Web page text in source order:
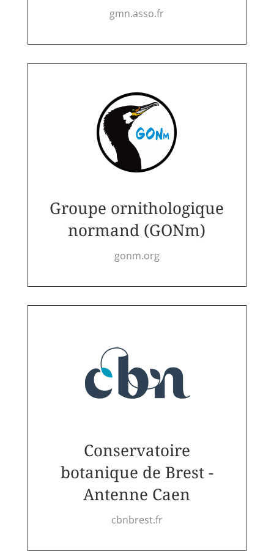
gmn.asso.fr
Groupe ornithologique
normand (GONm)
gonm.org
Conservatoire
botanique de Brest -
Antenne Caen
cbnbrest.fr